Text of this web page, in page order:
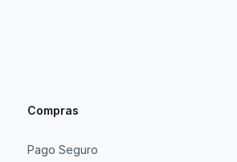
Compras
Pago Seguro